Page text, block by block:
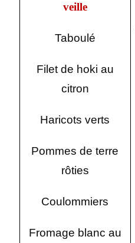
veille
Taboulé
Filet de hoki au
citron
Haricots verts
Pommes de terre
rôties
Coulommiers
Fromage blanc au